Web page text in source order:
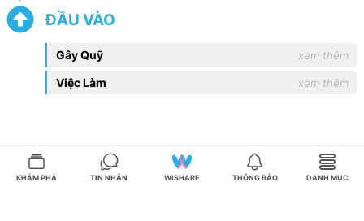
ĐẦU VÀO
Gây Quỹ xem thêm
Việc Làm xem thêm
KHÁM PHÁ TIN NHẮN WISHARE THÔNG BÁO DANH MỤC